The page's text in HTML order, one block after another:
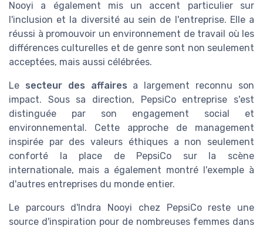
Nooyi a également mis un accent particulier sur
l'inclusion et la diversité au sein de l'entreprise. Elle a
réussi à promouvoir un environnement de travail où les
différences culturelles et de genre sont non seulement
acceptées, mais aussi célébrées.
Le secteur des affaires a largement reconnu son
impact. Sous sa direction, PepsiCo entreprise s'est
distinguée par son engagement social et
environnemental. Cette approche de management
inspirée par des valeurs éthiques a non seulement
conforté la place de PepsiCo sur la scène
internationale, mais a également montré l'exemple à
d'autres entreprises du monde entier.
Le parcours d'Indra Nooyi chez PepsiCo reste une
source d'inspiration pour de nombreuses femmes dans